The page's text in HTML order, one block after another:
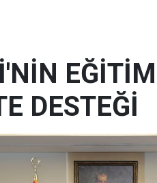
DESTEĞİ